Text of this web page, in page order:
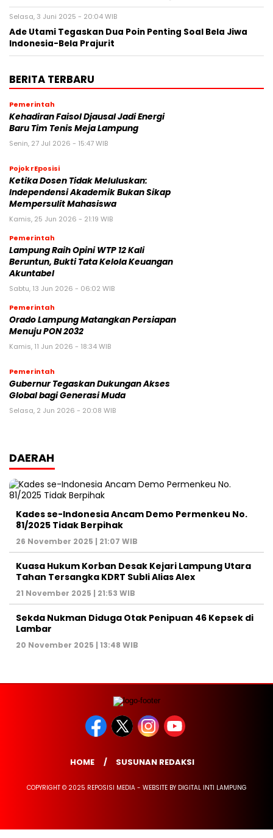
Selasa, 3 Juni 2025 - 20:04 WIB
Ade Utami Tegaskan Dua Poin Penting Soal Bela Jiwa
Indonesia-Bela Prajurit
BERITA TERBARU
Pemerintah
Kehadiran Faisol Djausal Jadi Energi
Baru Tim Tenis Meja Lampung
Senin, 27 Jul 2026 - 15:47 WIB
Pojok rEposisi
Ketika Dosen Tidak Meluluskan:
Independensi Akademik Bukan Sikap
Mempersulit Mahasiswa
Kamis, 25 Jun 2026 - 21:19 WIB
Pemerintah
Lampung Raih Opini WTP 12 Kali
Beruntun, Bukti Tata Kelola Keuangan
Akuntabel
Sabtu, 13 Jun 2026 - 06:02 WIB
Pemerintah
Orado Lampung Matangkan Persiapan
Menuju PON 2032
Kamis, 11 Jun 2026 - 18:34 WIB
Pemerintah
Gubernur Tegaskan Dukungan Akses
Global bagi Generasi Muda
Selasa, 2 Jun 2026 - 20:08 WIB
DAERAH
Kades se-Indonesia Ancam Demo Permenkeu No.
81/2025 Tidak Berpihak
26 November 2025 | 21:07 WIB
Kuasa Hukum Korban Desak Kejari Lampung Utara
Tahan Tersangka KDRT Subli Alias Alex
21 November 2025 | 21:53 WIB
Sekda Nukman Diduga Otak Penipuan 46 Kepsek di
Lambar
20 November 2025 | 13:48 WIB
HOME SUSUNAN REDAKSI
COPYRIGHT © 2025 REPOSISI MEDIA - WEBSITE BY DIGITAL INTI LAMPUNG